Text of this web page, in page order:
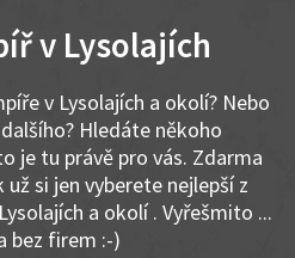
v Lysolajích
v Lysolajích a okolí? Nebo
Hledáte někoho
je tu právě pro vás. Zdarma
si jen vyberete nejlepší z
a okolí . Vyřešmito ...
bez firem :-)